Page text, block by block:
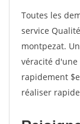
Toutes les
service
montpezat.
véracité d'une
rapidement
réaliser